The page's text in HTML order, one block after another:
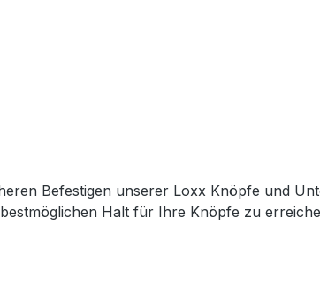
Befestigen unserer Loxx Knöpfe und
Halt für Ihre Knöpfe zu